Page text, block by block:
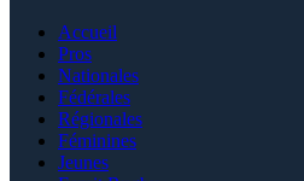
Accueil
Pros
Nationales
Fédérales
Régionales
Féminines
Jeunes